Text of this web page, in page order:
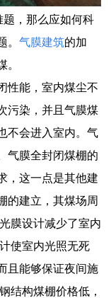
题，那么应如何科
。 气膜建筑的加
。
性能，室内煤尘不
污染，并且气膜煤
不会进入室内。气
气膜全封闭煤棚的
，这一点是其他建
的建立，其煤场周
膜设计减少了室内
使室内光照无死
且能够保证夜间施
结构煤棚价格低，